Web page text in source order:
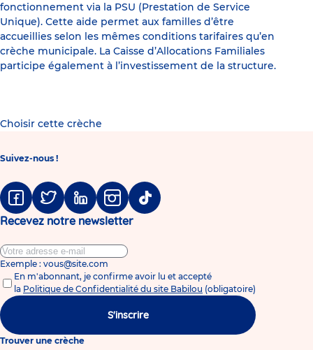
fonctionnement via la PSU (Prestation de Service
Unique). Cette aide permet aux familles d’être
accueillies selon les mêmes conditions tarifaires qu’en
crèche municipale. La Caisse d’Allocations Familiales
participe également à l’investissement de la structure.
Choisir cette crèche
Suivez-nous !
FacebookTwitter LinkedinInstagramTiktok
Recevez notre newsletter
Exemple : vous@site.com
En m'abonnant, je confirme avoir lu et accepté
la Politique de Confidentialité du site Babilou (obligatoire)
S'inscrire
Trouver une crèche